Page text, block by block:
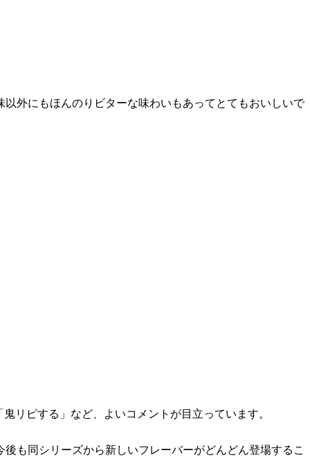
外にもほんのりビターな味わいもあってとてもおいしいで
リピする」など、よいコメントが目立っています。
も同シリーズから新しいフレーバーがどんどん登場するこ